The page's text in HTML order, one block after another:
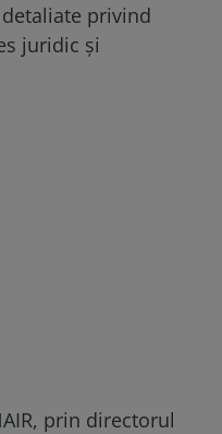
privind
juridic și
prin directorul